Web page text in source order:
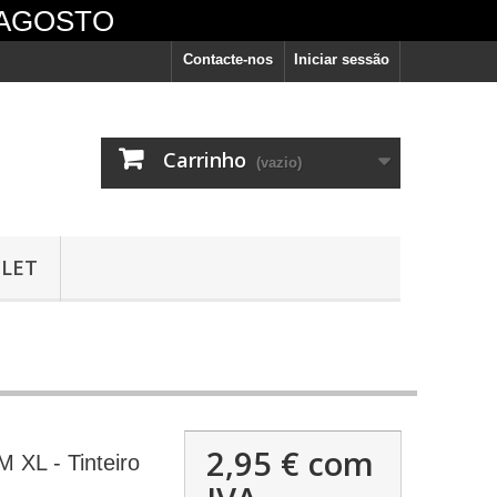
Iniciar sessão
Contacte-nos
Carrinho (vazio)
XL - Tinteiro
2,95 € com